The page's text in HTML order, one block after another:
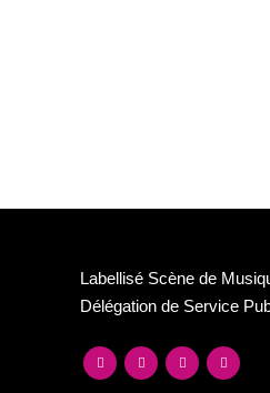
Labellisé Scène de
Délégation de Service